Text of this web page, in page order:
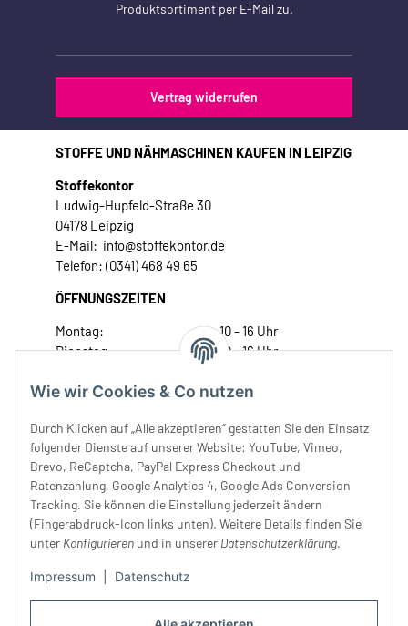
Wie wir Cookies & Co nutzen
Durch Klicken auf „Alle akzeptieren“ gestatten Sie den Einsatz
folgender Dienste auf unserer Website: YouTube, Vimeo,
Brevo, ReCaptcha, PayPal Express Checkout und
Ratenzahlung, Google Analytics 4, Google Ads Conversion
Tracking. Sie können die Einstellung jederzeit ändern
(Fingerabdruck-Icon links unten). Weitere Details finden Sie
unter Konfigurieren und in unserer Datenschutzerklärung.
Impressum Datenschutz
Produktsortiment per E-Mail zu.
Vertrag widerrufen
STOFFE UND NÄHMASCHINEN KAUFEN IN LEIPZIG
Stoffekontor
Ludwig-Hupfeld-Straße 30
04178 Leipzig
E-Mail: info@stoffekontor.de
Telefon: (0341) 468 49 65
ÖFFNUNGSZEITEN
Montag:
10 - 16 Uhr
Dienstag:
10 - 16 Uhr
Donnerstag:
10 - 18 Uhr
Samstag:
10 - 14 Uhr
Unser Service
Rechtliches